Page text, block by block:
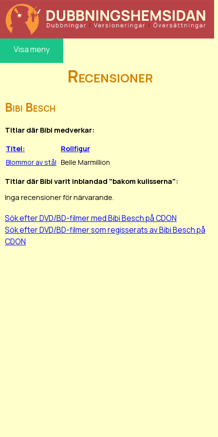
Visa meny
Recensioner
Bibi Besch
Titlar där Bibi medverkar:
Titel:
Rollfigur
Blommor av stål Belle Marmillion
Titlar där Bibi varit inblandad "bakom kulisserna":
Inga recensioner för närvarande.
Sök efter DVD/BD-filmer med Bibi Besch på CDON
Sök efter DVD/BD-filmer som regisserats av Bibi Besch på
CDON